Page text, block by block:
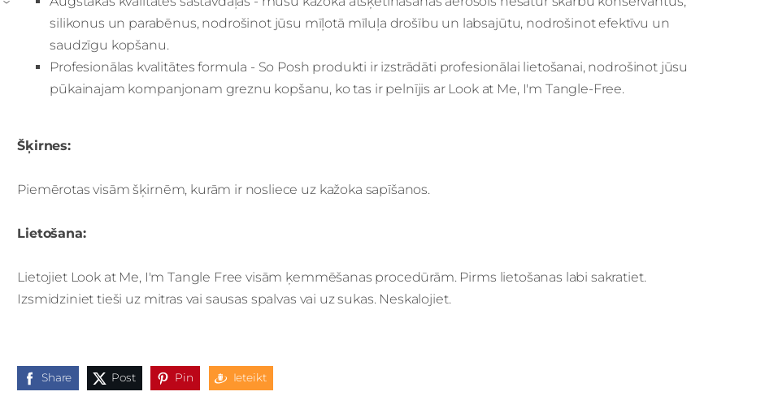
›
silikonus un parabēnus, nodrošinot jūsu mīļotā mīluļa drošību un labsajūtu, nodrošinot efektīvu un
saudzīgu kopšanu.
Profesionālas kvalitātes formula - So Posh produkti ir izstrādāti profesionālai lietošanai, nodrošinot jūsu
pūkainajam kompanjonam greznu kopšanu, ko tas ir pelnījis ar Look at Me, I'm Tangle-Free.
Šķirnes:
Piemērotas visām šķirnēm, kurām ir nosliece uz kažoka sapīšanos.
Lietošana:
Lietojiet Look at Me, I'm Tangle Free visām ķemmēšanas procedūrām. Pirms lietošanas labi sakratiet.
Izsmidziniet tieši uz mitras vai sausas spalvas vai uz sukas. Neskalojiet.
Share Post Pin Ieteikt